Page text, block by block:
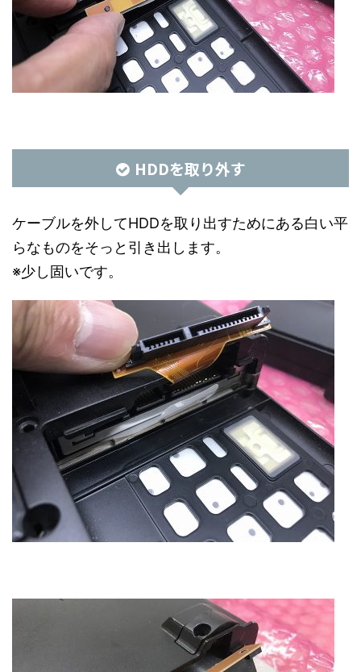
HDDを取り外す
ケーブルを外してHDDを取り出すためにある白い平
らなものをそっと引き出します。
※少し固いです。